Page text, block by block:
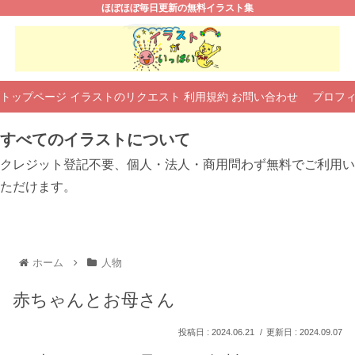
ほぼほぼ毎日更新の無料イラスト集
トップページ イラストのリクエスト 利用規約 お問い合わせ プロフ
すべてのイラストについて
クレジット登記不要、個人・法人・商用問わず無料でご利用い
ただけます。
ホーム 人物
赤ちゃんとお母さん
2024.06.21 2024.09.07